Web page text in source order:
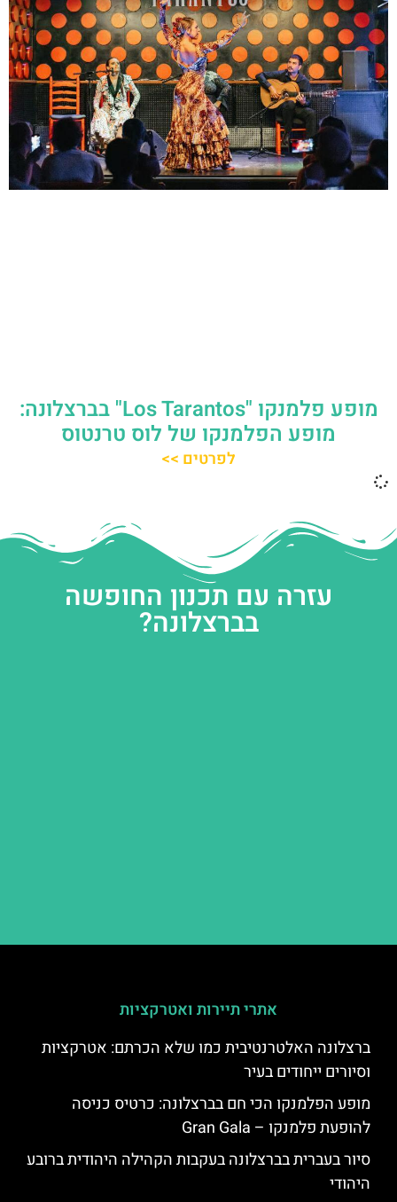
מופע פלמנקו "Los Tarantos" בברצלונה:
מופע הפלמנקו של לוס טרנטוס
לפרטים >>
עזרה עם תכנון החופשה
בברצלונה?
אתרי תיירות ואטרקציות
ברצלונה האלטרנטיבית כמו שלא הכרתם: אטרקציות
וסיורים ייחודים בעיר
מופע הפלמנקו הכי חם בברצלונה: כרטיס כניסה
להופעת פלמנקו – Gran Gala
סיור בעברית בברצלונה בעקבות הקהילה היהודית ברובע
היהודי